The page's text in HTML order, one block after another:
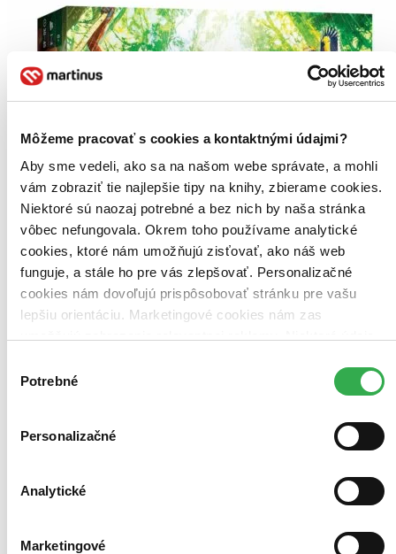
Môžeme pracovať s cookies a kontaktnými údajmi?
Aby sme vedeli, ako sa na našom webe správate, a mohli
vám zobraziť tie najlepšie tipy na knihy, zbierame cookies.
Niektoré sú naozaj potrebné a bez nich by naša stránka
vôbec nefungovala. Okrem toho používame analytické
cookies, ktoré nám umožňujú zisťovať, ako náš web
funguje, a stále ho pre vás zlepšovať. Personalizačné
cookies nám dovoľujú prispôsobovať stránku pre vašu
lepšiu orientáciu. Marketingové cookies nám zas
keby sme mohli používať všetky tieto cookies. Ďakujeme!
súhlasu
Potrebné
Personalizačné
Analytické
Marketingové
CZ
V rodinnej hre Hutan – život v pralese sa 1-4 hráči snažia vytvoriť
Hra
Tento produkt momentálne nemáme na sklade, ale zvyčajne